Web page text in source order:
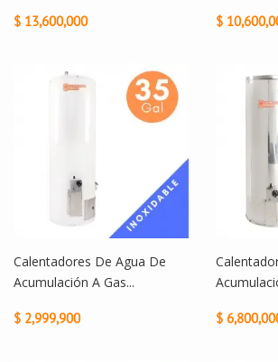
$ 13,600,000 $
Calentadores De Agua De
Acumulación A Gas...
$ 2,999,900 $